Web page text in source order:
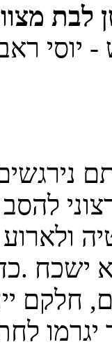
לבת
ישכח
חלקם
יגרמו